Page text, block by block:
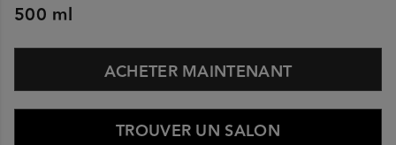
500 ml
ACHETER MAINTENANT
TROUVER UN SALON